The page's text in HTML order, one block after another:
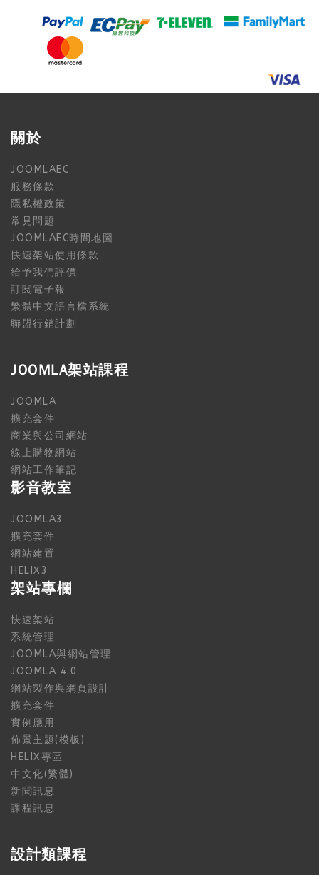
關於
JOOMLAEC
服務條款
隱私權政策
常見問題
JOOMLAEC時間地圖
快速架站使用條款
給予我們評價
訂閱電子報
繁體中文語言檔系統
聯盟行銷計劃
JOOMLA架站課程
JOOMLA
擴充套件
商業與公司網站
線上購物網站
網站工作筆記
影音教室
JOOMLA3
擴充套件
網站建置
HELIX3
架站專欄
快速架站
系統管理
JOOMLA與網站管理
JOOMLA 4.0
網站製作與網頁設計
擴充套件
實例應用
佈景主題(模板)
HELIX專區
中文化(繁體)
新聞訊息
課程訊息
設計類課程